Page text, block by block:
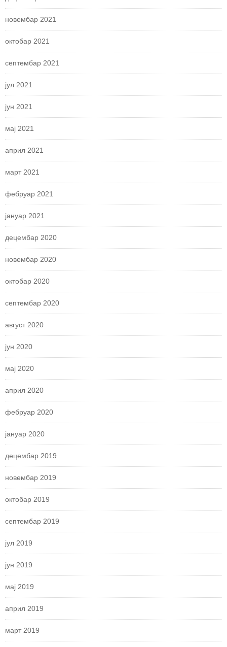
новембар 2021
октобар 2021
септембар 2021
јул 2021
јун 2021
мај 2021
април 2021
март 2021
фебруар 2021
јануар 2021
децембар 2020
новембар 2020
октобар 2020
септембар 2020
август 2020
јун 2020
мај 2020
април 2020
фебруар 2020
јануар 2020
децембар 2019
новембар 2019
октобар 2019
септембар 2019
јул 2019
јун 2019
мај 2019
април 2019
март 2019